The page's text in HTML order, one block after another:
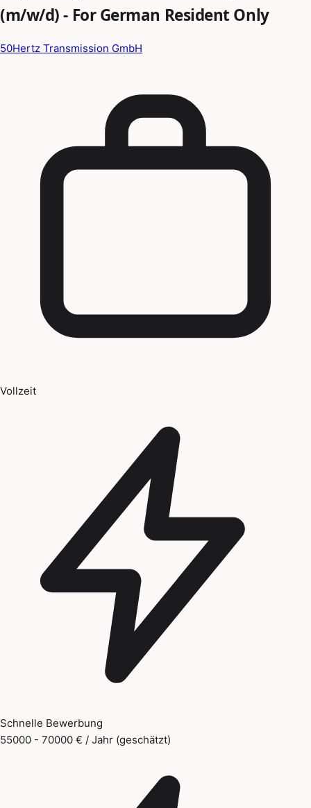
(m/w/d) - For German Resident Only
50Hertz Transmission GmbH
Vollzeit
Schnelle Bewerbung
55000 - 70000 € / Jahr (geschätzt)